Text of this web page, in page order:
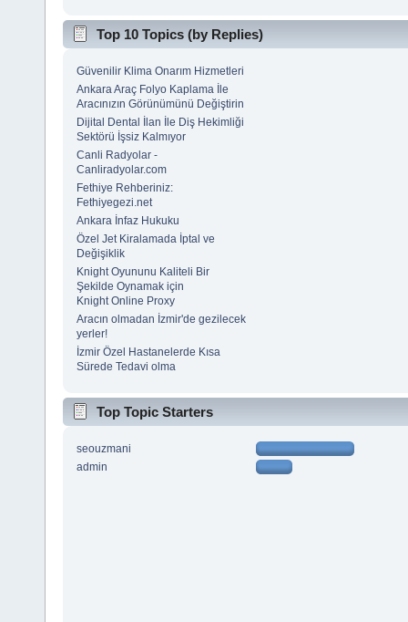
Top 10 Topics (by Replies)
Güvenilir Klima Onarım Hizmetleri
Ankara Araç Folyo Kaplama İle
Aracınızın Görünümünü Değiştirin
Dijital Dental İlan İle Diş Hekimliği
Sektörü İşsiz Kalmıyor
Canli Radyolar -
Canliradyolar.com
Fethiye Rehberiniz:
Fethiyegezi.net
Ankara İnfaz Hukuku
Özel Jet Kiralamada İptal ve
Değişiklik
Knight Oyununu Kaliteli Bir
Şekilde Oynamak için
Knight Online Proxy
Aracın olmadan İzmir'de gezilecek
yerler!
İzmir Özel Hastanelerde Kısa
Sürede Tedavi olma
Top Topic Starters
seouzmani
admin